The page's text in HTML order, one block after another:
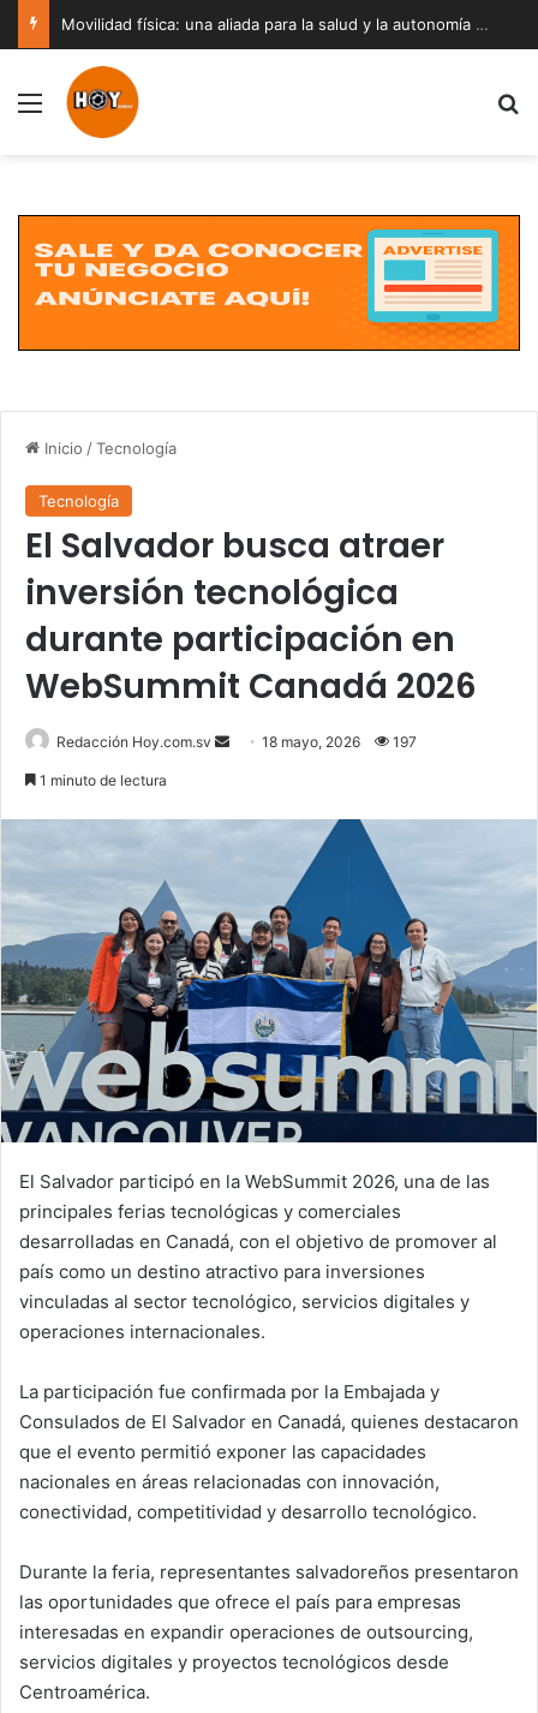
Movilidad física: una aliada para la salud y la autonomía a cualquier edad
Menú
Inicio /Tecnología
Tecnología
El Salvador busca atraer
inversión tecnológica
durante participación en
WebSummit Canadá 2026
Redacción Hoy.com.sv
Send18 mayo, 2026 197
1 minuto de lectura
El Salvador participó en la WebSummit 2026, una de las
principales ferias tecnológicas y comerciales
desarrolladas en Canadá, con el objetivo de promover al
país como un destino atractivo para inversiones
vinculadas al sector tecnológico, servicios digitales y
operaciones internacionales.
La participación fue confirmada por la Embajada y
Consulados de El Salvador en Canadá, quienes destacaron
que el evento permitió exponer las capacidades
nacionales en áreas relacionadas con innovación,
conectividad, competitividad y desarrollo tecnológico.
Durante la feria, representantes salvadoreños presentaron
las oportunidades que ofrece el país para empresas
interesadas en expandir operaciones de outsourcing,
servicios digitales y proyectos tecnológicos desde
Centroamérica.